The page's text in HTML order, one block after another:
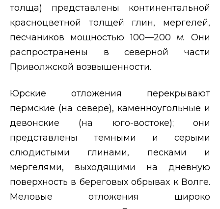
толща) представлены континентальной
красноцветной толщей глин, мергелей,
песчаников мощностью 100—200 м. Они
распространены в северной части
Приволжской возвышенности.
Юрские отложения перекрывают
пермские (на севере), каменноугольные и
девонские (на юго-востоке); они
представлены темными и серыми
слюдистыми глинами, песками и
мергелями, выходящими на дневную
поверхность в береговых обрывах к Волге.
Меловые отложения широко